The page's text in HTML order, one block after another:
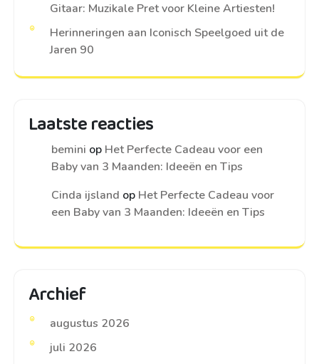
Gitaar: Muzikale Pret voor Kleine Artiesten!
Herinneringen aan Iconisch Speelgoed uit de
Jaren 90
Laatste reacties
bemini op Het Perfecte Cadeau voor een
Baby van 3 Maanden: Ideeën en Tips
Cinda ijsland op Het Perfecte Cadeau voor
een Baby van 3 Maanden: Ideeën en Tips
Archief
augustus 2026
juli 2026